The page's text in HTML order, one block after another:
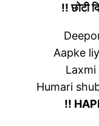
!! छोटी
Aapke
Humari
!!